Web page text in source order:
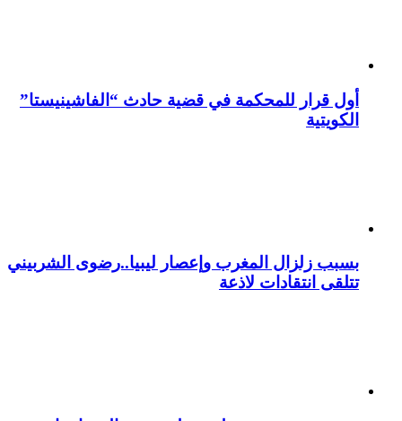
أول قرار للمحكمة في قضية حادث “الفاشينيستا”
الكويتية
بسبب زلزال المغرب وإعصار ليبيا..رضوى الشربيني
تتلقى انتقادات لاذعة